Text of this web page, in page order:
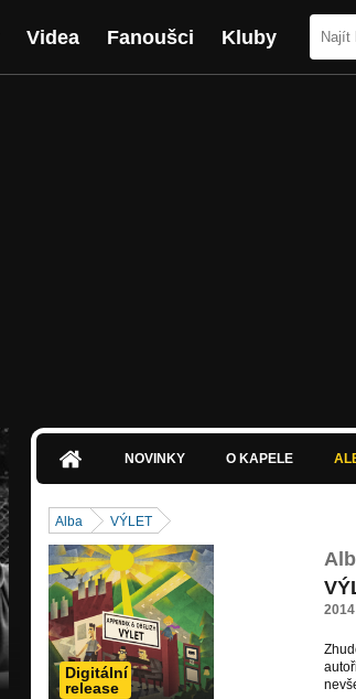
Videa Fanoušci Kluby
NOVINKY O KAPELE
Alba VÝLET
Digitální
release
2014